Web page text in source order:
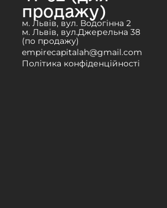
продажу)
м. Львів, вул. Водогінна 2
м. Львів, вул.Джерельна 38
(по продажу)
empirecapitalah@gmail.com
Політика конфіденційності